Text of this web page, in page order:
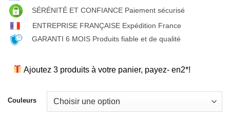
SÉRÉNITÉ ET CONFIANCE Paiement sécurisé
ENTREPRISE FRANÇAISE Expédition France
GARANTI 6 MOIS Produits fiable et de qualité
Ajoutez 3 produits à votre panier, payez- en2*!
Couleurs